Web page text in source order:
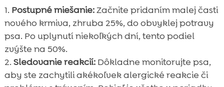
Postupné miešanie:Začnite pridaním malej časti
nového krmiva, zhruba 25%, do obvyklej potravy
psa. Po uplynutí niekoľkých dní, tento podiel
zvýšte na 50%.
Sledovanie reakcií:Dôkladne monitorujte psa,
aby ste zachytili akékoľvek alergické reakcie či